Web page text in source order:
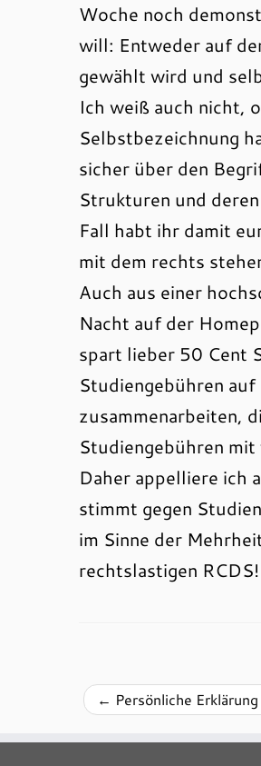
Woche noch
will: Entweder auf
gewählt wird und
Ich weiß auch nicht,
Selbstbezeichnung
sicher über den
Strukturen und
Fall habt ihr damit
mit dem rechts
Auch aus einer
Nacht auf der
spart lieber 50 Cent
Studiengebühren
zusammenarbeiten,
Studiengebühren
Daher appelliere ich
stimmt gegen
im Sinne der
rechtslastigen
← Persönliche